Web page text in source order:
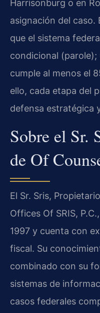
Harrisonburg o en
asignación del
que el sistema
condicional (parole);
cumple al menos el
ello, cada etapa del
defensa estratégica
Sobre el Sr.
de Of
El Sr. Sris,
Offices Of SRIS,
1997 y cuenta con
fiscal. Su
combinado con su
sistemas de
casos federales